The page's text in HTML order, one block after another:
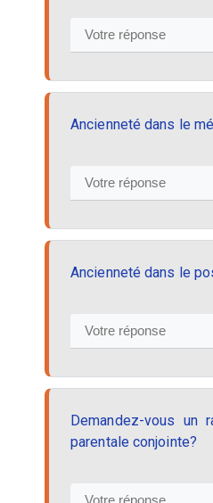
Ancienneté dans le
Ancienneté dans le
Demandez-vous un
parentale conjointe?